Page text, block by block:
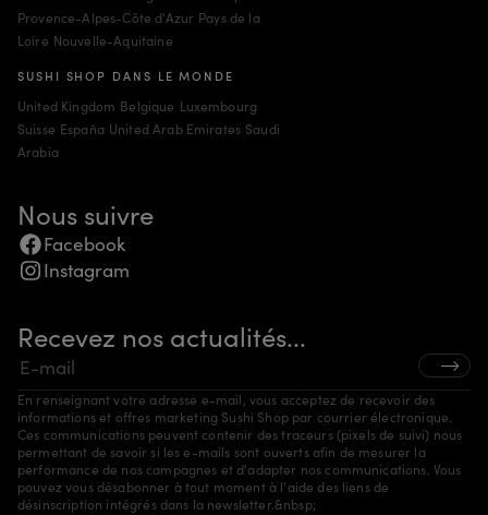
Provence-Alpes-Côte d'Azur Pays de la
Loire Nouvelle-Aquitaine
SUSHI SHOP DANS LE MONDE
United Kingdom Belgique Luxembourg
Suisse España United Arab Emirates Saudi
Arabia
Nous suivre
Facebook
Instagram
Recevez nos actualités...
En renseignant votre adresse e-mail, vous acceptez de recevoir des
informations et offres marketing Sushi Shop par courrier électronique.
Ces communications peuvent contenir des traceurs (pixels de suivi) nous
permettant de savoir si les e-mails sont ouverts afin de mesurer la
performance de nos campagnes et d'adapter nos communications. Vous
pouvez vous désabonner à tout moment à l'aide des liens de
désinscription intégrés dans la newsletter.&nbsp;